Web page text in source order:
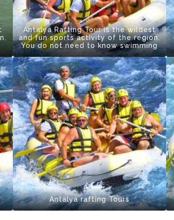
Antalya Rafting Tour is the wildest
and fun sports activity of the region.
You do not need to know swimming
Antalya rafting Tours